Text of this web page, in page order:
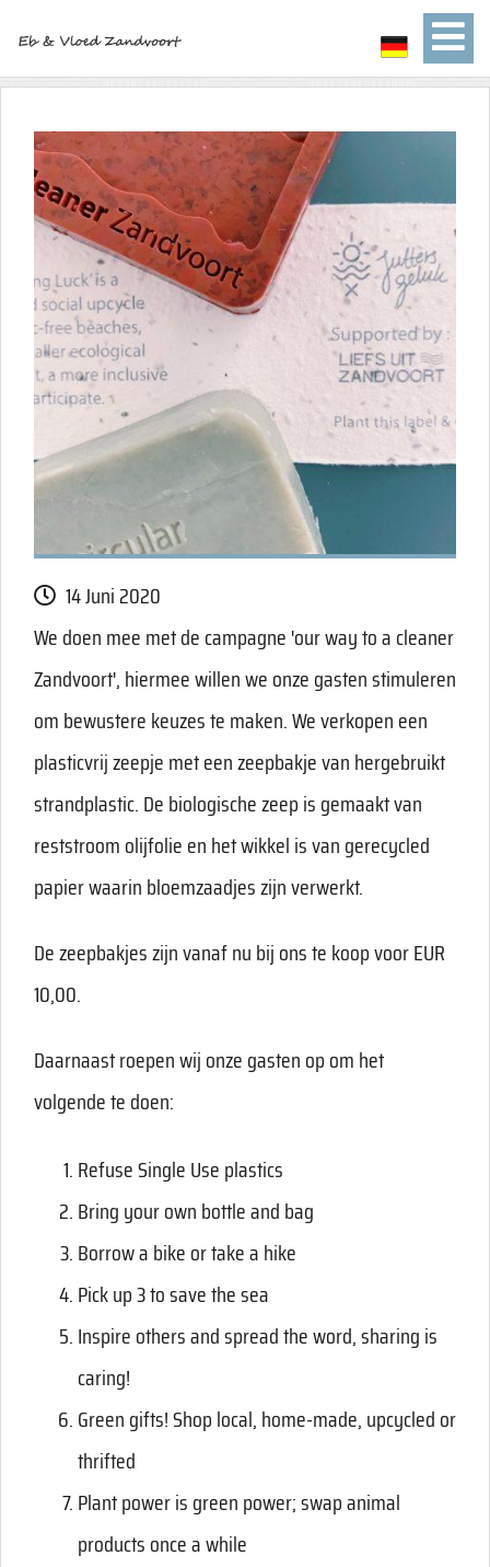
14 Juni 2020
We doen mee met de campagne 'our way to a cleaner
Zandvoort', hiermee willen we onze gasten stimuleren
om bewustere keuzes te maken. We verkopen een
plasticvrij zeepje met een zeepbakje van hergebruikt
strandplastic. De biologische zeep is gemaakt van
reststroom olijfolie en het wikkel is van gerecycled
papier waarin bloemzaadjes zijn verwerkt.
De zeepbakjes zijn vanaf nu bij ons te koop voor EUR
10,00.
Daarnaast roepen wij onze gasten op om het
volgende te doen:
Refuse Single Use plastics
Bring your own bottle and bag
Borrow a bike or take a hike
Pick up 3 to save the sea
Inspire others and spread the word, sharing is
caring!
Green gifts! Shop local, home-made, upcycled or
thrifted
Plant power is green power; swap animal
products once a while